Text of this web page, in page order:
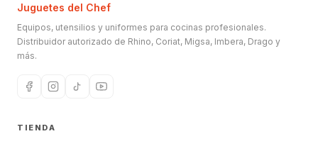
Juguetes del Chef
Equipos, utensilios y uniformes para cocinas profesionales.
Distribuidor autorizado de Rhino, Coriat, Migsa, Imbera, Drago y
más.
TIENDA